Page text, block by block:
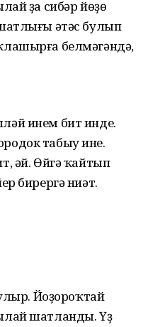
ҙа сибәр йөҙө
әтәс булып
белмәгәндә,
инем бит инде.
табыу ине.
әй. Өйгә ҡайтып
бирергә ниәт.
Йоҙороҡтай
шатланды. Үҙ